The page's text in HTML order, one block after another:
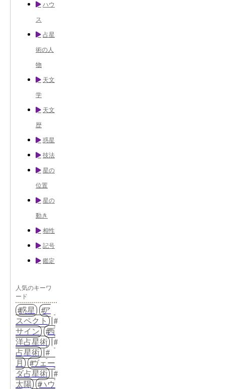
ハウ
ス
占星
術の人
物
天文
学
天文
歴
惑星
技法
星の
位置
星の
動き
相性
記号
鑑定
人気のキーワ
ード
惑星
ア
スペクト
サイン
西
洋占星術
占星術
月
ヴェー
ダ占星術
太陽
ハウ